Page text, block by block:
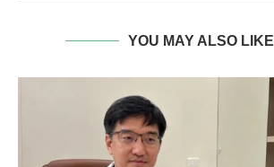
YOU MAY ALSO LIKE